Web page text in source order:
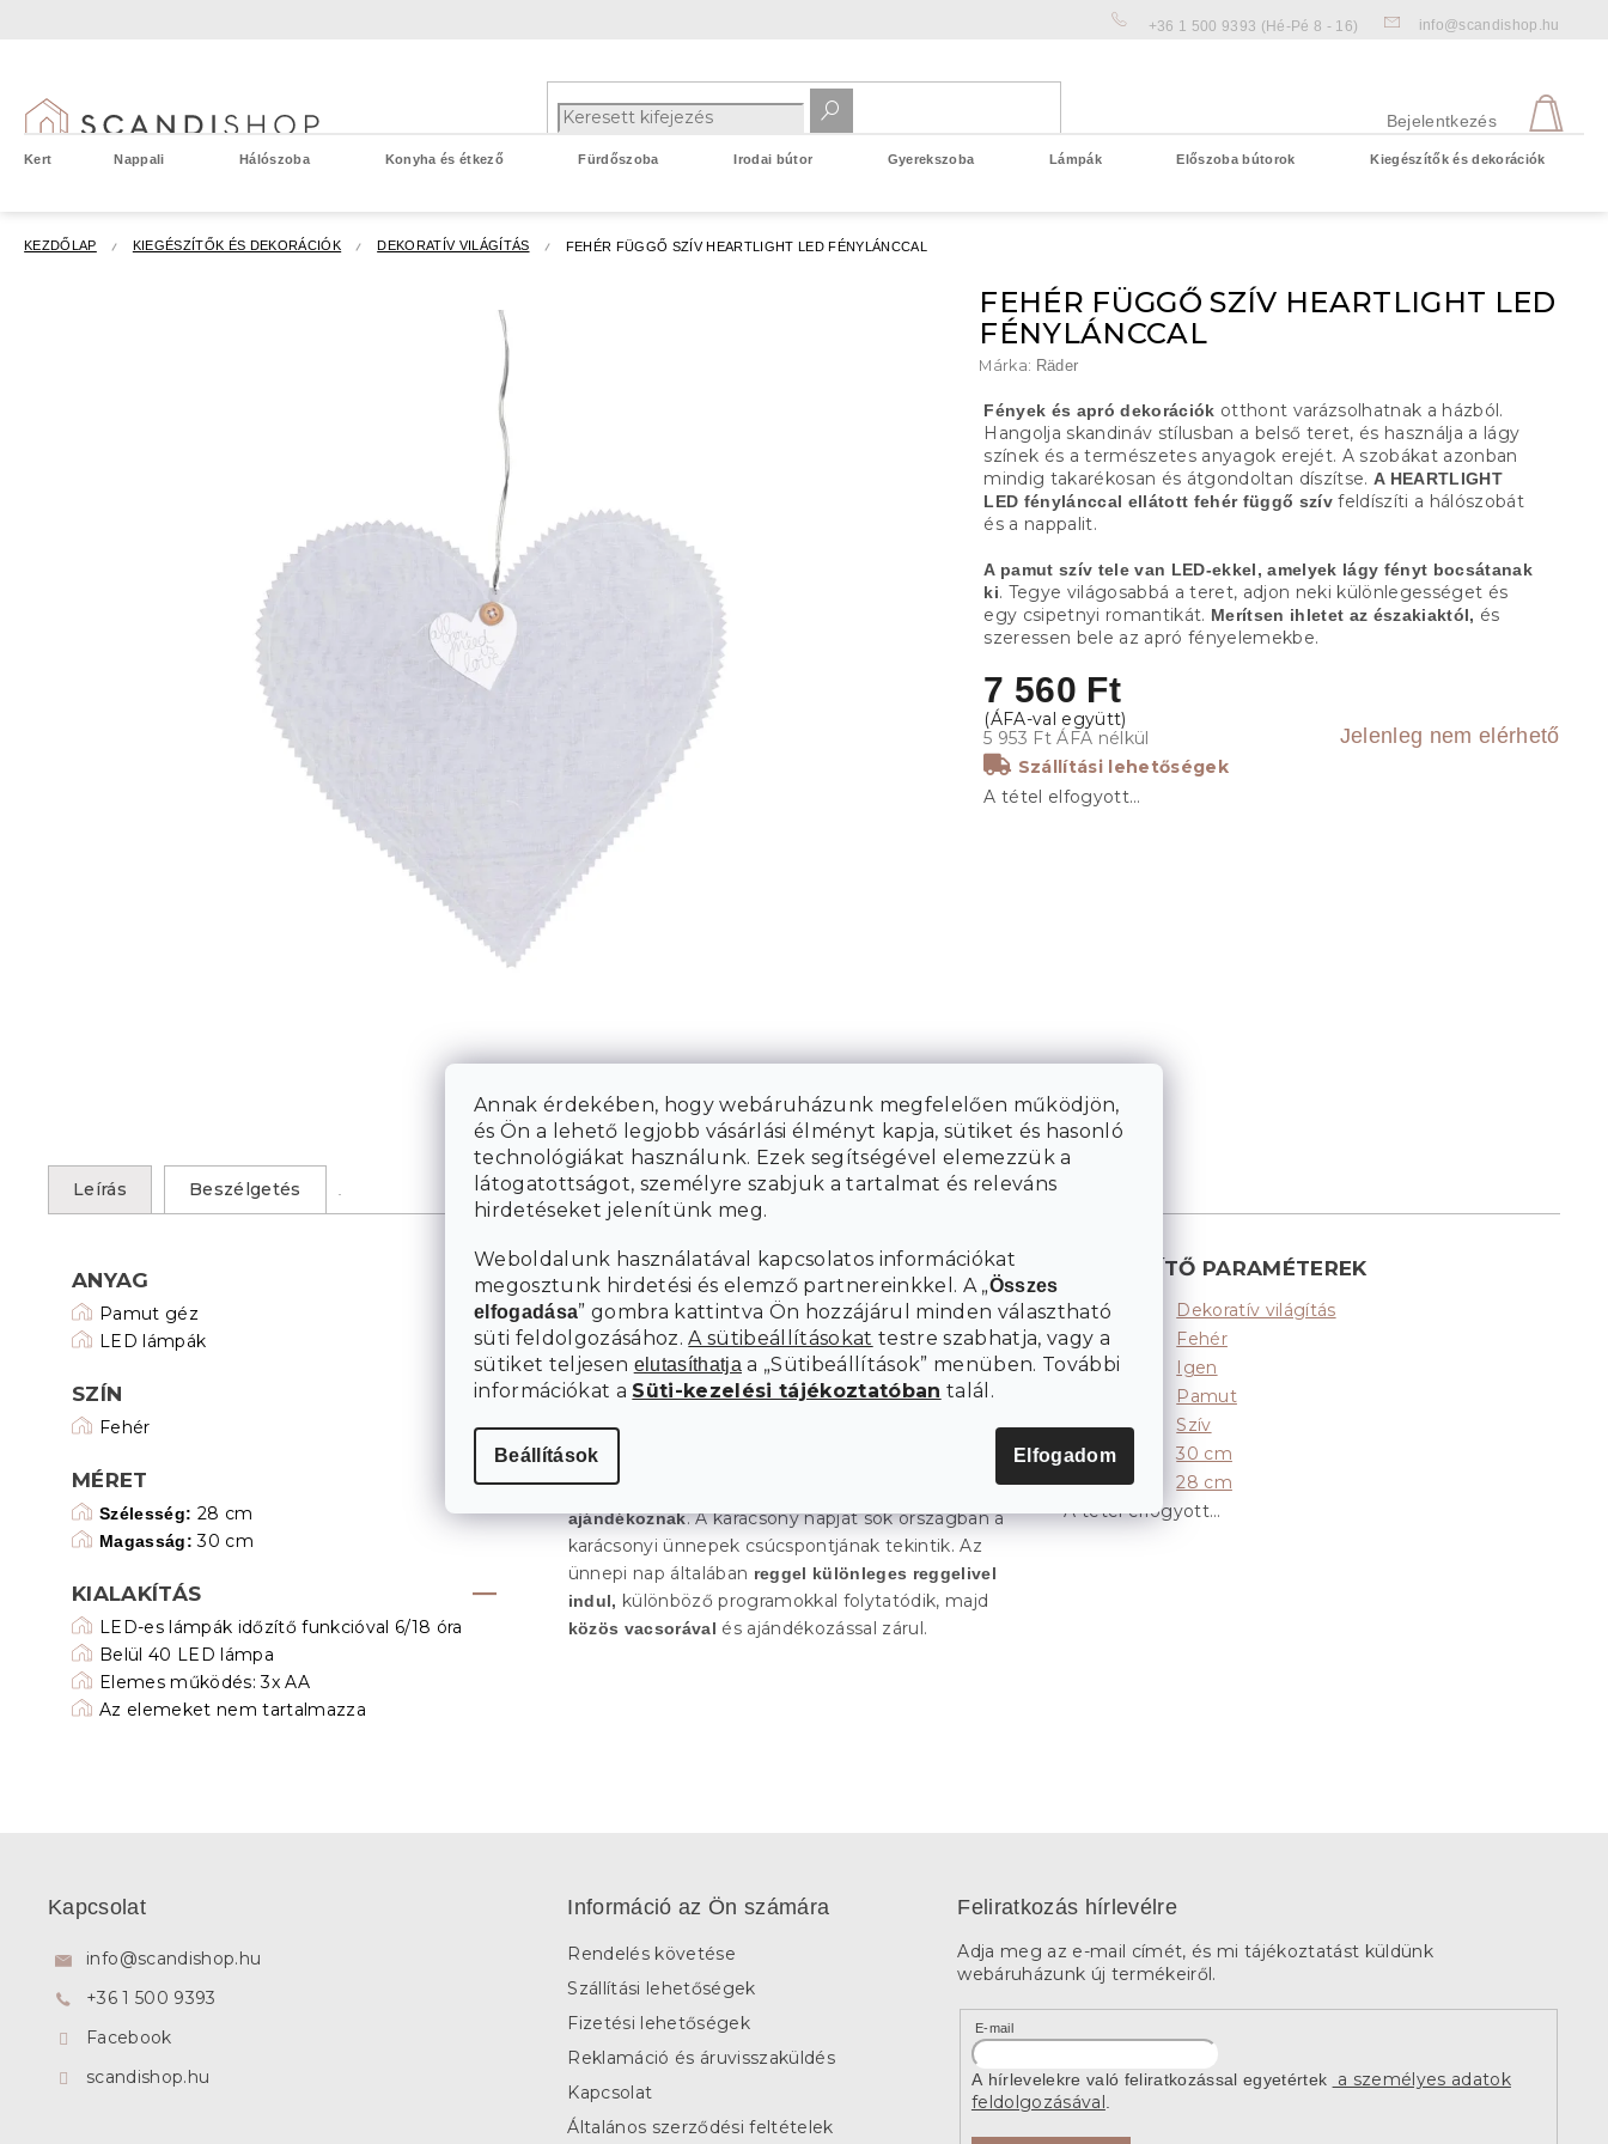
Annak érdekében, hogy webáruházunk megfelelően működjön,
és Ön a lehető legjobb vásárlási élményt kapja, sütiket és hasonló
technológiákat használunk. Ezek segítségével elemezzük a
látogatottságot, személyre szabjuk a tartalmat és releváns
hirdetéseket jelenítünk meg.
Weboldalunk használatával kapcsolatos információkat
megosztunk hirdetési és elemző partnereinkkel. A „Összes
elfogadása” gombra kattintva Ön hozzájárul minden választható
süti feldolgozásához.A sütibeállításokat testre szabhatja, vagy a
sütiket teljesen elutasíthatja a „Sütibeállítások” menüben. További
információkat a Süti-kezelési tájékoztatóban talál.
Beállítások Elfogadom
+36 1 500 9393 (Hé-Pé 8 - 16) info@scandishop.hu
Bejelentkezés
Kert Nappali Hálószoba Konyha és étkező Fürdőszoba Irodai bútor Gyerekszoba Lámpák Előszoba bútorok Kiegészítők és dekorációk
KEZDŐLAP KIEGÉSZÍTŐK ÉS DEKORÁCIÓK DEKORATÍV VILÁGÍTÁS FEHÉR FÜGGŐ SZÍV HEARTLIGHT LED FÉNYLÁNCCAL
FEHÉR FÜGGŐ SZÍV HEARTLIGHT LED
FÉNYLÁNCCAL
Márka: Räder
7 560 Ft
5 953 Ft ÁFA nélkül Jelenleg nem elérhető
Szállítási lehetőségek
A tétel elfogyott…
Fények és apró dekorációk otthont varázsolhatnak a házból.
Hangolja skandináv stílusban a belső teret, és használja a lágy
színek és a természetes anyagok erejét. A szobákat azonban
mindig takarékosan és átgondoltan díszítse.A HEARTLIGHT
LED fénylánccal ellátott fehér függő szív feldíszíti a hálószobát
és a nappalit.
A pamut szív tele van LED-ekkel, amelyek lágy fényt bocsátanak
ki. Tegye világosabbá a teret, adjon neki különlegességet és
egy csipetnyi romantikát. Merítsen ihletet az északiaktól, és
szeressen bele az apró fényelemekbe.
Leírás Beszélgetés
ANYAG
Pamut géz
LED lámpák
SZÍN
Fehér
MÉRET
Szélesség: 28 cm
Magasság: 30 cm
KIALAKÍTÁS
LED-es lámpák időzítő funkcióval 6/18 óra
Belül 40 LED lámpa
Elemes működés: 3x AA
Az elemeket nem tartalmazza
Hozza be a karácsonyi skandináv hangulatot a belső
térbe , és utazzon el lélekben a skandináv országokba.
A skandinávok szeretik a természetet és mindent,
ami vele kapcsolatos. Friss fenyőből zöld koszorút
készítenek, amivel az egész házat feldíszítik.
A
anyagot is felhasználnak.
Az alap a világos tónusok,
különösen a fehér és az ezüst. Akárcsak mi, az
északiak
december 24-én ünnepelnek, lakomáznak és
ajándékoznak. A karácsony napját sok országban a
karácsonyi ünnepek csúcspontjának tekintik. Az
ünnepi nap általában reggel különleges reggelivel
indul, különböző programokkal folytatódik, majd
közös vacsorával és ajándékozással zárul.
KIEGÉSZÍTŐ PARAMÉTEREK
Kategória Dekoratív világítás
Színek Fehér
LED: Igen
Pamut
Alak: Szív
Magasság 30 cm
Szélesség
28 cm
A tétel elfogyott…
Kapcsolat
info@scandishop.hu
+36 1 500 9393
Facebook
scandishop.hu
Információ az Ön számára
Rendelés követése
Szállítási lehetőségek
Fizetési lehetőségek
Reklamáció és áruvisszaküldés
Kapcsolat
Általános szerződési feltételek
Feliratkozás hírlevélre
Adja meg az e-mail címét, és mi tájékoztatást küldünk
webáruházunk új termékeiről.
E-mail
A hírlevelekre való feliratkozással egyetértek
a személyes adatok
feldolgozásával